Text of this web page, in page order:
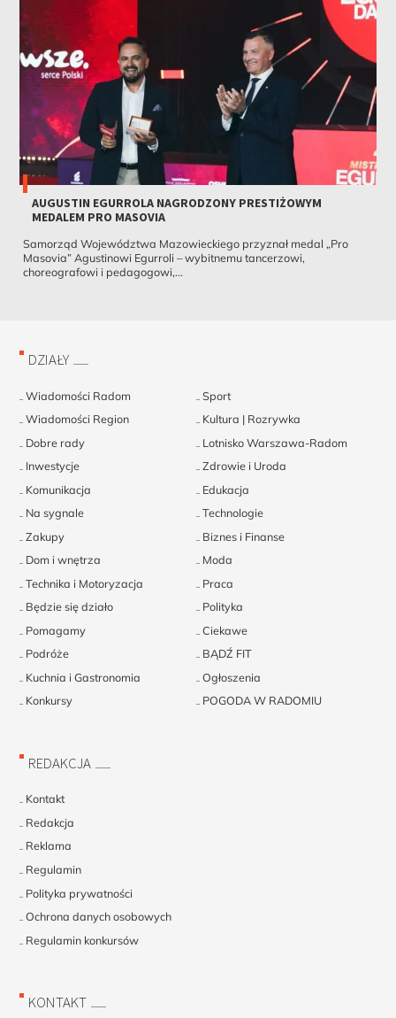
AUGUSTIN EGURROLA NAGRODZONY PRESTIŻOWYM
MEDALEM PRO MASOVIA
Samorząd Województwa Mazowieckiego przyznał medal „Pro
Masovia” Agustinowi Egurroli – wybitnemu tancerzowi,
choreografowi i pedagogowi,...
DZIAŁY
Wiadomości Radom
Sport
Wiadomości Region
Kultura | Rozrywka
Dobre rady
Lotnisko Warszawa-Radom
Inwestycje
Zdrowie i Uroda
Komunikacja
Edukacja
Na sygnale
Technologie
Zakupy
Biznes i Finanse
Dom i wnętrza
Moda
Technika i Motoryzacja
Praca
Będzie się działo
Polityka
Pomagamy
Ciekawe
Podróże
BĄDŹ FIT
Kuchnia i Gastronomia
Ogłoszenia
Konkursy
POGODA W RADOMIU
REDAKCJA
Kontakt
Redakcja
Reklama
Regulamin
Polityka prywatności
Ochrona danych osobowych
Regulamin konkursów
KONTAKT